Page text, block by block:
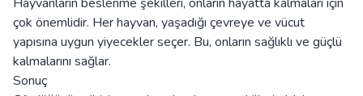
çok önemlidir. Her hayvan, yaşadığı çevreye ve vücut
yapısına uygun yiyecekler seçer. Bu, onların sağlıklı ve güçlü
kalmalarını sağlar.
Sonuç